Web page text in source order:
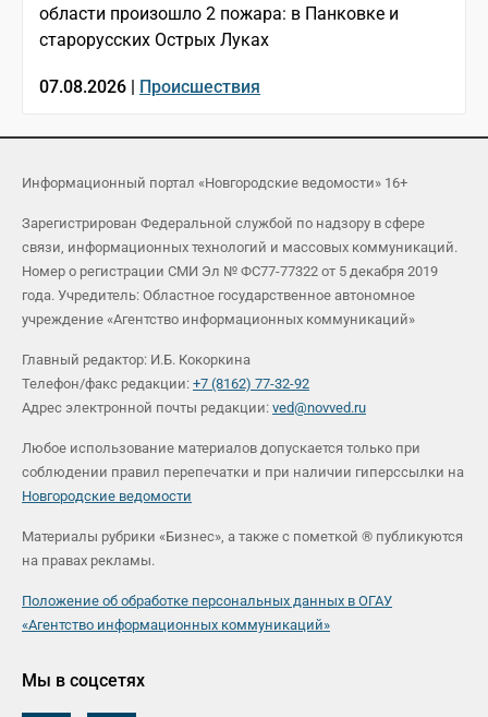
области произошло 2 пожара: в Панковке и
старорусских Острых Луках
07.08.2026 | Происшествия
Информационный портал «Новгородские ведомости» 16+
Зарегистрирован Федеральной службой по надзору в сфере
связи, информационных технологий и массовых коммуникаций.
Номер о регистрации СМИ Эл № ФС77-77322 от 5 декабря 2019
года. Учредитель: Областное государственное автономное
учреждение «Агентство информационных коммуникаций»
Главный редактор: И.Б. Кокоркина
Телефон/факс редакции: +7 (8162) 77-32-92
Адрес электронной почты редакции: ved@novved.ru
Любое использование материалов допускается только при
соблюдении правил перепечатки и при наличии гиперссылки на
Новгородские ведомости
Материалы рубрики «Бизнес», а также с пометкой ® публикуются
на правах рекламы.
Положение об обработке персональных данных в ОГАУ
«Агентство информационных коммуникаций»
Мы в соцсетях